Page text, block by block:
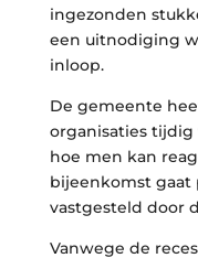
ingezonden
een uitnodiging
inloop.
De gemeente
organisaties
hoe men kan
bijeenkomst gaat
vastgesteld door
Vanwege de